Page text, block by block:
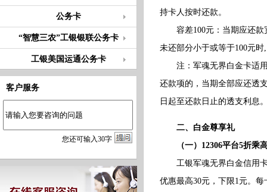
公务卡
“智慧三农”工银银联公务卡
工银美国运通公务卡
客户服务
您还可输入30字
持卡人按时还款。
容差100元：当期应还款
未还部分小于或等于100元
注：军魂无界白金卡适用
还款项的，当期全部应还透
日起至还款日止的透支利息
二、白金尊享礼
（一）12306平台5折乘
工银军魂无界白金信用卡
优惠最高30元，下限1元。